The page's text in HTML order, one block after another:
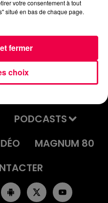
PODCASTS
MAGNUM 80
votre consentement à tout
situé en bas de chaque page.
choix
fermer